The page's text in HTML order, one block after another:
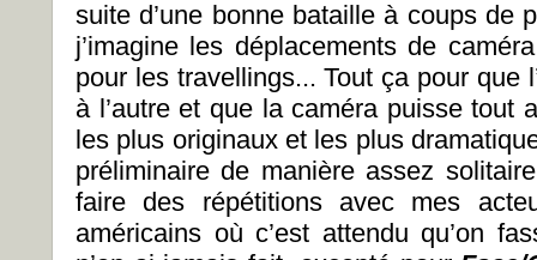
suite d’une bonne bataille à coups de
j’imagine les déplacements de
pour les travellings... Tout ça pour que
à l’autre et que la caméra puisse tout
les plus originaux et les plus
préliminaire de manière assez
faire des répétitions avec mes
américains où c’est attendu qu’on